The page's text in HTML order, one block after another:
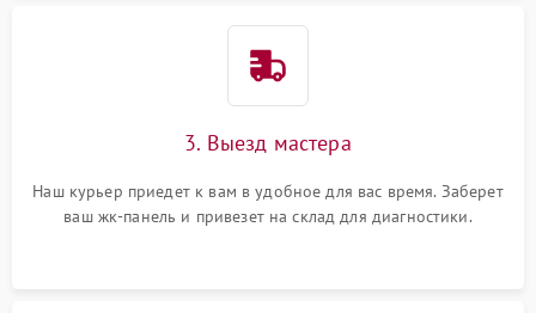
3. Выезд мастера
Наш курьер приедет к вам в удобное для вас время. Заберет
ваш жк-панель и привезет на склад для диагностики.